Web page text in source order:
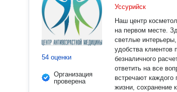
54 оценки
Организация
проверена
Уссурийск
Наш центр
на первом месте.
светлые
удобства клиентов
безналичного
ответить на все
встречают каждого пациента. «Наша
жизни, сохранение